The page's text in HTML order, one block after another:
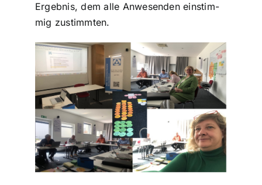
Ergebnis, dem alle Anwe­sen­den ein­stim­
mig zustimm­ten.